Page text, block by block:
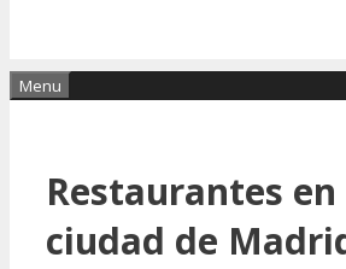
Menu
Restaurantes
ciudad de